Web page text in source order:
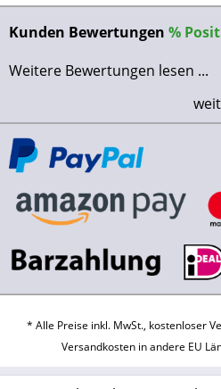
Kunden Bewertungen %
Weitere Bewertungen lesen ...
* Alle Preise inkl. MwSt., kostenloser
Versandkosten in andere EU